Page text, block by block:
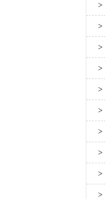
>
>
>
>
>
>
>
>
>
>